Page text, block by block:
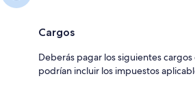
Cargos
Deberás pagar los siguientes
podrían incluir los impuestos